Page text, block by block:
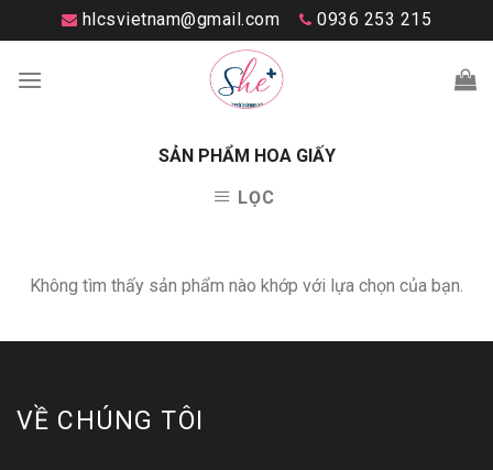
to
content
hlcsvietnam@gmail.com 0936 253 215
SẢN PHẨM HOA GIẤY
LỌC
Không tìm thấy sản phẩm nào khớp với lựa chọn của bạn.
VỀ CHÚNG TÔI